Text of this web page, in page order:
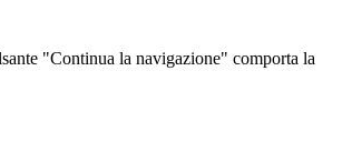
"Continua la navigazione" comporta la